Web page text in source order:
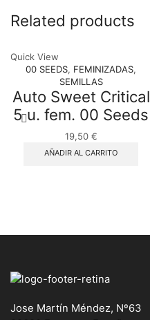
Related products
Quick View
00 SEEDS, FEMINIZADAS,
SEMILLAS
Auto Sweet Critical
5 u. fem. 00 Seeds
19,50 €
AÑADIR AL CARRITO
Jose Martín Méndez, Nº63